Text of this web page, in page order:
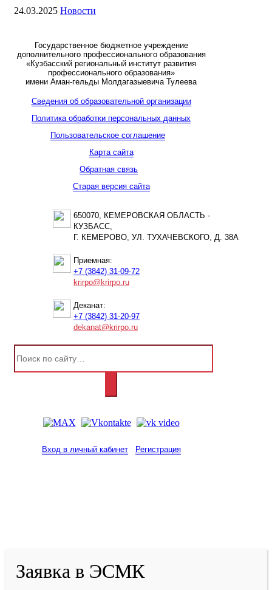
24.03.2025 Новости
Государственное бюджетное учреждение
дополнительного профессионального образования
«Кузбасский региональный институт развития
профессионального образования»
имени Аман-гельды Молдагазыевича Тулеева
Сведения об образовательной организации
Политика обработки персональных данных
Пользовательское соглашение
Карта сайта
Обратная связь
Старая версия сайта
650070, КЕМЕРОВСКАЯ ОБЛАСТЬ -
КУЗБАСС,
Г. КЕМЕРОВО, УЛ. ТУХАЧЕВСКОГО, Д. 38А
Приемная:
+7 (3842) 31-09-72
krirpo@krirpo.ru
Деканат:
+7 (3842) 31-20-97
dekanat@krirpo.ru
Вход в личный кабинет Регистрация
Заявка в ЭСМК